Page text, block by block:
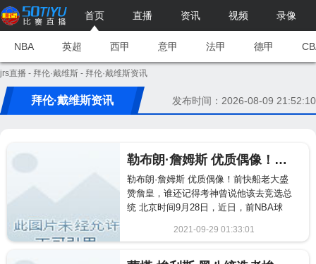
首页 直播 资讯 视频 录像
NBA 英超 西甲 意甲 法甲 德甲
jrs直播 - 拜伦·戴维斯 - 拜伦·戴维斯资讯
拜伦·戴维斯资讯 发布时间：2026-08-09 21:52:10
勒布朗·詹姆斯 优质偶像！前快船老大盛赞詹皇，谁还记得考神曾说他该去竞选总统
勒布朗·詹姆斯 优质偶像！前快船老大盛
赞詹皇，谁还记得考神曾说他该去竞选总
统 北京时间9月28日，近日，前NBA球
2021-09-29 01:33:01
1445